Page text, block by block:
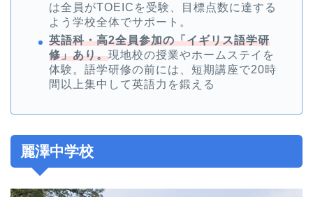
は全員がTOEICを受験、目標点数に達する
よう学校全体でサポート。
英語科・高2全員参加の「イギリス語学研
修」あり。現地校の授業やホームステイを
体験。語学研修の前には、短期講座で20時
間以上集中して英語力を鍛える
麗澤中学校